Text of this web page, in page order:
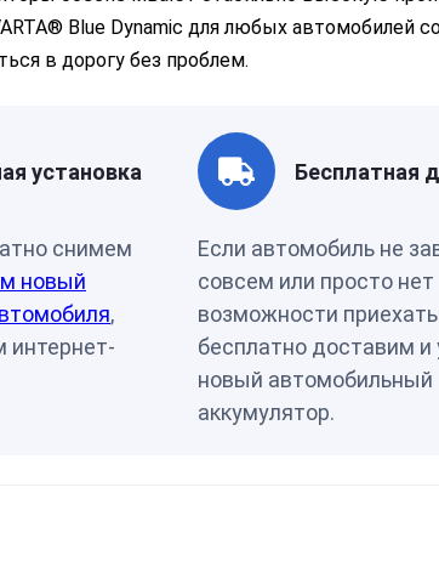
Blue Dynamic для любых автомобилей
в дорогу без проблем.
установка
снимем
новый
,
интернет-
Бесплатная
Если автомобиль не
совсем или просто нет
возможности
бесплатно доставим и
новый автомобильный
аккумулятор.